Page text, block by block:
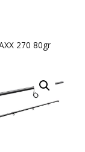
270 80gr